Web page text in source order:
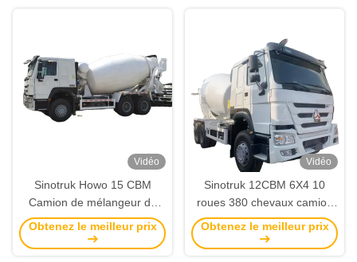
Vidéo
Sinotruk Howo 15 CBM
Camion de mélangeur de
béton auto-chargé 6x4 avec
moteur WEICHAI
Obtenez le meilleur prix
Vidéo
Sinotruk 12CBM 6X4 10
roues 380 chevaux camion
mélangeur de béton
Obtenez le meilleur prix